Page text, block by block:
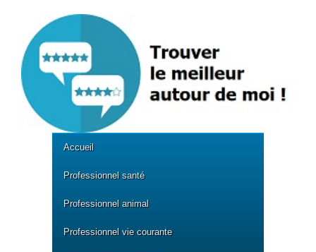
Accueil
Professionnel santé
Professionnel animal
Professionnel vie courante